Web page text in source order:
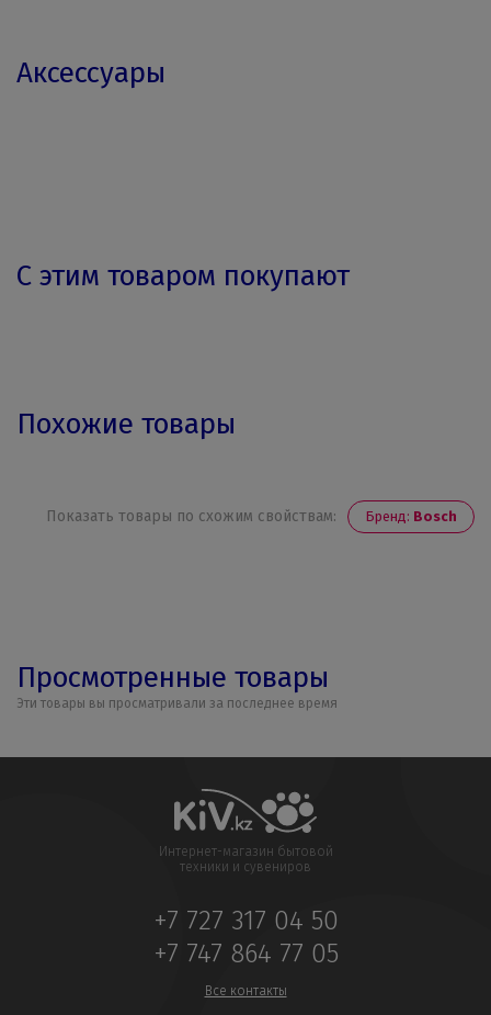
Аксессуары
С этим товаром покупают
Похожие товары
Показать товары по схожим свойствам: Бренд: Bosch
Просмотренные товары
Эти товары вы просматривали за последнее время
Интернет-магазин бытовой
техники и сувениров
+7 727 317 04 50
+7 747 864 77 05
Все контакты